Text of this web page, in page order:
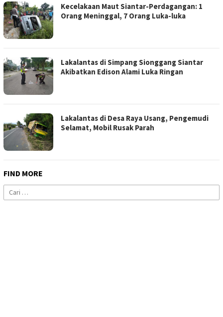
Kecelakaan Maut Siantar-Perdagangan: 1
Orang Meninggal, 7 Orang Luka-luka
Lakalantas di Simpang Sionggang Siantar
Akibatkan Edison Alami Luka Ringan
Lakalantas di Desa Raya Usang, Pengemudi
Selamat, Mobil Rusak Parah
FIND MORE
Cari
untuk: